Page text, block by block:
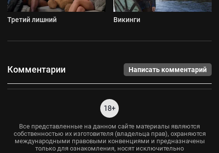
Третий лишний Викинги
Комментарии Написать комментарий
18+
Все представленные на данном сайте материалы являются
собственностью их изготовителя (владельца прав), охраняются
международными правовыми конвенциями и предназначены
только для ознакомления, носят исключительно